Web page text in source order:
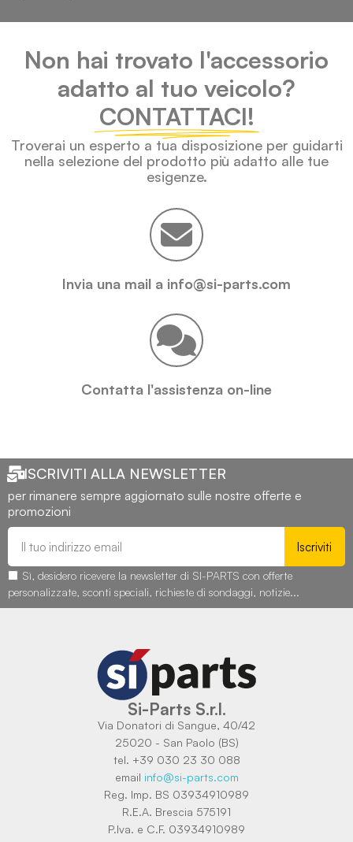
Non hai trovato l'accessorio
adatto al tuo veicolo?
CONTATTACI!
Troverai un esperto a tua disposizione per guidarti
nella selezione del prodotto più adatto alle tue
esigenze.
Invia una mail a info@si-parts.com
Contatta l'assistenza on-line
ISCRIVITI ALLA NEWSLETTER
per rimanere sempre aggiornato sulle nostre offerte e
promozioni
Iscriviti
Sì, desidero ricevere la newsletter di SI-PARTS con offerte
personalizzate, sconti speciali, richieste di sondaggi, notizie...
Si-Parts S.r.l.
Via Donatori di Sangue, 40/42
25020 - San Paolo (BS)
tel. +39 030 23 30 088
email info@si-parts.com
Reg. Imp. BS 03934910989
R.E.A. Brescia 575191
P.Iva. e C.F. 03934910989